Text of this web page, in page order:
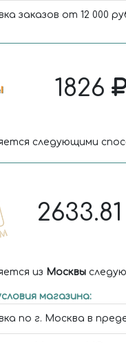
заказов от 12 000
1826
следующими
2633.81
из Москвы
магазина:
по г. Москва в